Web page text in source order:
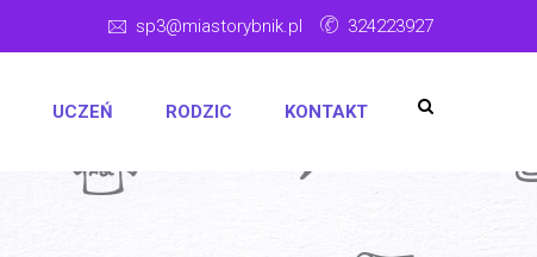
sp3@miastorybnik.pl 324223927
UCZEŃ RODZIC KONTAKT